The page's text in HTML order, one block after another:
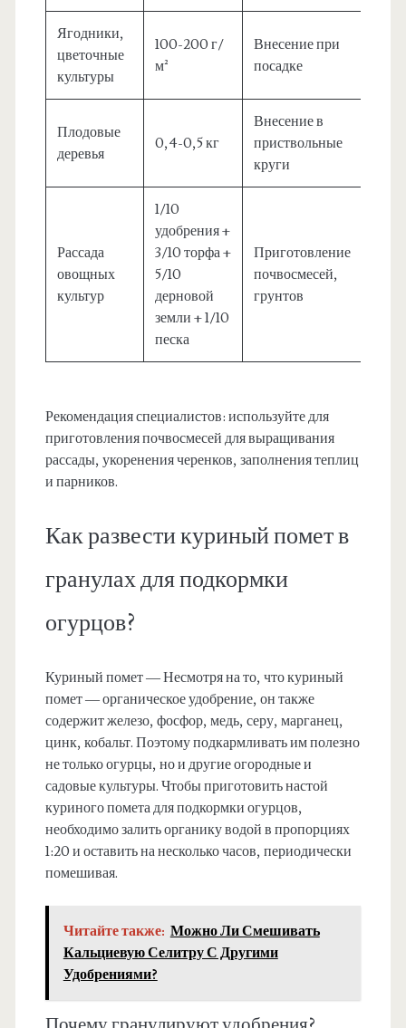
Ягодники,
цветочные
культуры
100-200 г/
м²
Внесение при
посадке
Плодовые
деревья
0,4-0,5 кг
Внесение в
приствольные
круги
Рассада
овощных
культур
1/10
удобрения +
3/10 торфа +
5/10
дерновой
земли + 1/10
песка
Приготовление
почвосмесей,
грунтов
Рекомендация специалистов: используйте для
приготовления почвосмесей для выращивания
рассады, укоренения черенков, заполнения теплиц
и парников.
Как развести куриный помет в
гранулах для подкормки
огурцов?
Куриный помет — Несмотря на то, что куриный
помет — органическое удобрение, он также
содержит железо, фосфор, медь, серу, марганец,
цинк, кобальт. Поэтому подкармливать им полезно
не только огурцы, но и другие огородные и
садовые культуры. Чтобы приготовить настой
куриного помета для подкормки огурцов,
необходимо залить органику водой в пропорциях
1:20 и оставить на несколько часов, периодически
помешивая.
Читайте также: Можно Ли Смешивать
Кальциевую Селитру С Другими
Удобрениями?